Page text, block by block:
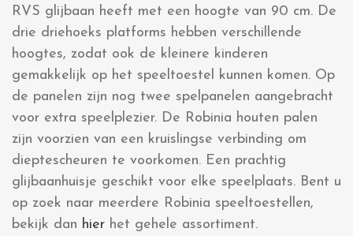
RVS glijbaan heeft met een hoogte van 90 cm. De
drie driehoeks platforms hebben verschillende
hoogtes, zodat ook de kleinere kinderen
gemakkelijk op het speeltoestel kunnen komen. Op
de panelen zijn nog twee spelpanelen aangebracht
voor extra speelplezier. De Robinia houten palen
zijn voorzien van een kruislingse verbinding om
dieptescheuren te voorkomen. Een prachtig
glijbaanhuisje geschikt voor elke speelplaats. Bent u
op zoek naar meerdere Robinia speeltoestellen,
bekijk dan hier het gehele assortiment.